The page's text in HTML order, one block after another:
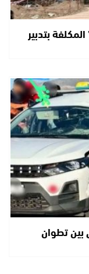
بتدبير
بين تطوان